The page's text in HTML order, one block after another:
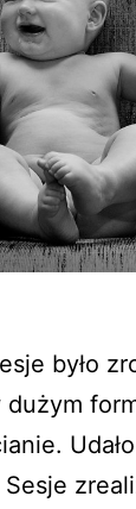
było
Sesje